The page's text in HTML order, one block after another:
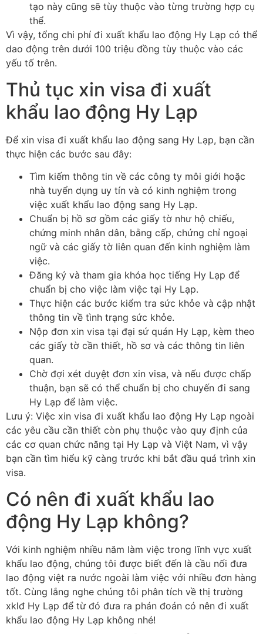
tạo này cũng sẽ tùy thuộc vào từng trường hợp cụ
thể.
Vì vậy, tổng chi phí đi xuất khẩu lao động Hy Lạp có thể
dao động trên dưới 100 triệu đồng tùy thuộc vào các
yếu tố trên.
Thủ tục xin visa đi xuất
khẩu lao động Hy Lạp
Để xin visa đi xuất khẩu lao động sang Hy Lạp, bạn cần
thực hiện các bước sau đây:
Tìm kiếm thông tin về các công ty môi giới hoặc
nhà tuyển dụng uy tín và có kinh nghiệm trong
việc xuất khẩu lao động sang Hy Lạp.
Chuẩn bị hồ sơ gồm các giấy tờ như hộ chiếu,
chứng minh nhân dân, bằng cấp, chứng chỉ ngoại
ngữ và các giấy tờ liên quan đến kinh nghiệm làm
việc.
Đăng ký và tham gia khóa học tiếng Hy Lạp để
chuẩn bị cho việc làm việc tại Hy Lạp.
Thực hiện các bước kiểm tra sức khỏe và cập nhật
thông tin về tình trạng sức khỏe.
Nộp đơn xin visa tại đại sứ quán Hy Lạp, kèm theo
các giấy tờ cần thiết, hồ sơ và các thông tin liên
quan.
Chờ đợi xét duyệt đơn xin visa, và nếu được chấp
thuận, bạn sẽ có thể chuẩn bị cho chuyến đi sang
Hy Lạp để làm việc.
Lưu ý: Việc xin visa đi xuất khẩu lao động Hy Lạp ngoài
các yêu cầu cần thiết còn phụ thuộc vào quy định của
các cơ quan chức năng tại Hy Lạp và Việt Nam, vì vậy
bạn cần tìm hiểu kỹ càng trước khi bắt đầu quá trình xin
visa.
Có nên đi xuất khẩu lao
động Hy Lạp không?
Với kinh nghiệm nhiều năm làm việc trong lĩnh vực xuất
khẩu lao động, chúng tôi được biết đến là cầu nối đưa
lao động việt ra nước ngoài làm việc với nhiều đơn hàng
tốt. Cùng lắng nghe chúng tôi phân tích về thị trường
xklđ Hy Lạp để từ đó đưa ra phán đoán có nên đi xuất
khẩu lao động Hy Lạp không nhé!